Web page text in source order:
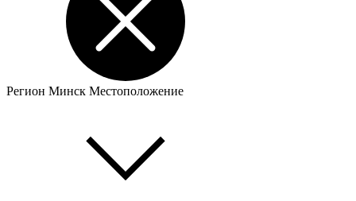
Регион Минск Местоположение